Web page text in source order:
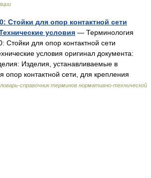
Стойки для опор контактной сети
условия — Терминология
для опор контактной сети
условия оригинал документа:
Изделия, устанавливаемые в
опор контактной сети, для крепления
справочник терминов нормативно-технической